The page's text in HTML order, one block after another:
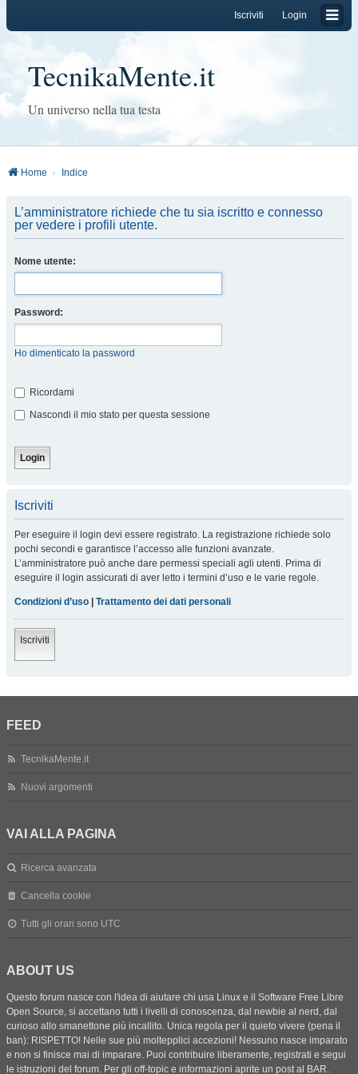
Login
Iscriviti
TecnikaMente.it
Un universo nella tua testa
Home Indice
L’amministratore richiede che tu sia iscritto e connesso
per vedere i profili utente.
Nome utente:
Password:
Ho dimenticato la password
Ricordami
Nascondi il mio stato per questa sessione
Iscriviti
Per eseguire il login devi essere registrato. La registrazione richiede solo
pochi secondi e garantisce l’accesso alle funzioni avanzate.
L’amministratore può anche dare permessi speciali agli utenti. Prima di
eseguire il login assicurati di aver letto i termini d’uso e le varie regole.
Condizioni d’uso Trattamento dei dati personali
Iscriviti
FEED
TecnikaMente.it
Nuovi argomenti
VAI ALLA PAGINA
Ricerca avanzata
Cancella cookie
Tutti gli orari sono UTC
ABOUT US
Questo forum nasce con l'idea di aiutare chi usa Linux e il Software Free Libre
Open Source, si accettano tutti i livelli di conoscenza, dal newbie al nerd, dal
curioso allo smanettone più incallito. Unica regola per il quieto vivere (pena il
ban): RISPETTO! Nelle sue più moltepplici accezioni! Nessuno nasce imparato
e non si finisce mai di imparare. Puoi contribuire liberamente, registrati e segui
le istruzioni del forum. Per gli off-topic e informazioni aprite un post al BAR.